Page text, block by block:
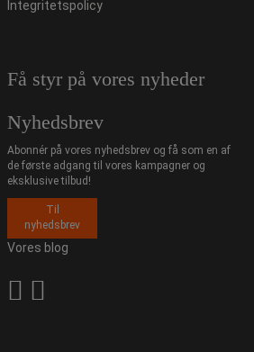
Integritetspolicy
Få styr på vores nyheder
Nyhedsbrev
Abonnér på vores nyhedsbrev og få som en af
de første adgang til vores kampagner og
eksklusive tilbud!
Til
nyhedsbrev
Vores blog